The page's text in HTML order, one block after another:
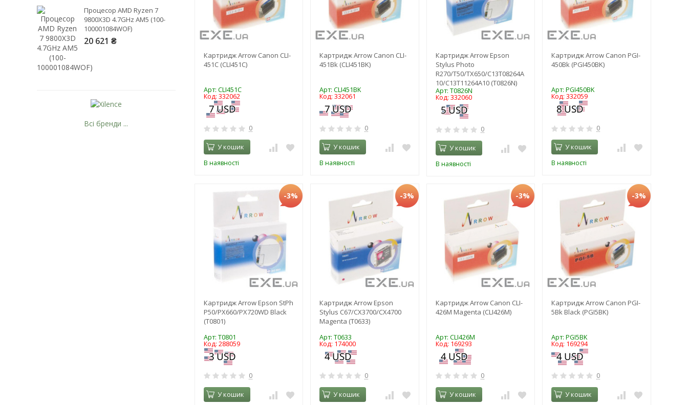
Картридж Arrow Canon CLI-
451C (CLI451C)
Арт: CLI451C
Код: 332062
0
У кошик
В наявності
Картридж Arrow Canon CLI-
451Bk (CLI451BK)
Арт: CLI451BK
Код: 332061
0
У кошик
В наявності
Картридж Arrow Epson
Stylus Photo
R270/T50/TX650/C13T08264A
10/C13T11264A10 (T0826N)
Арт: T0826N
Код: 332060
0
У кошик
В наявності
Картридж Arrow Canon PGI-
450Bk (PGI450BK)
Арт: PGI450BK
Код: 332059
0
У кошик
В наявності
-3%
Картридж Arrow Epson StPh
P50/PX660/PX720WD Black
(T0801)
Арт: T0801
Код: 288059
0
У кошик
-3%
Картридж Arrow Epson
Stylus C67/CX3700/CX4700
Magenta (T0633)
Арт: T0633
Код: 174000
0
У кошик
-3%
Картридж Arrow Canon CLI-
426M Magenta (CLI426M)
Арт: CLI426M
Код: 169293
0
У кошик
-3%
Картридж Arrow Canon PGI-
5Bk Black (PGI5BK)
Арт: PGI5BK
Код: 169294
0
У кошик
Процесор AMD Ryzen 7
9800X3D 4.7GHz AM5 (100-
100001084WOF)
20 621 ₴
Всі бренди ...